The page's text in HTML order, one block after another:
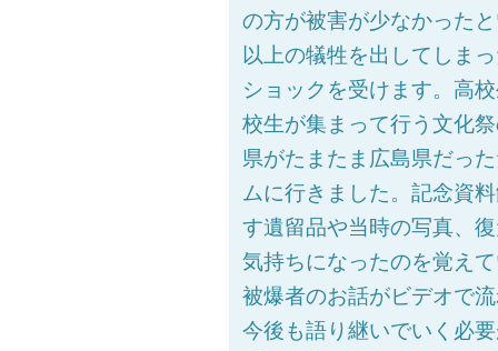
の方が被害が少なかった
以上の犠牲を出してしま
ショックを受けます。高
校生が集まって行う文化
県がたまたま広島県だっ
ムに行きました。記念資
す遺留品や当時の写真、
気持ちになったのを覚え
被爆者のお話がビデオで
今後も語り継いでいく必